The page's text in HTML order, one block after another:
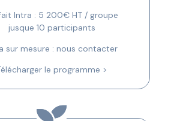
Intra : 5 200€ HT / groupe
jusque 10 participants
sur mesure : nous contacter
le programme >